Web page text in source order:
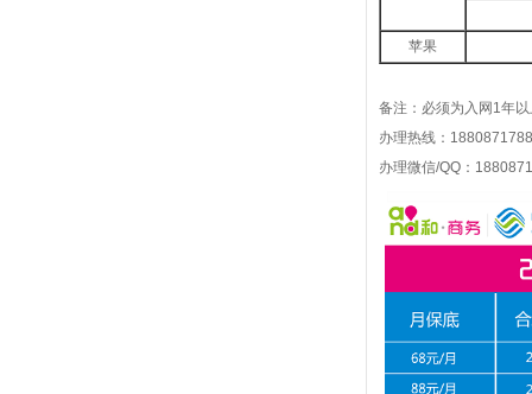
苹果
备注：必须为入网1年
办理热线：
办理微信/QQ：